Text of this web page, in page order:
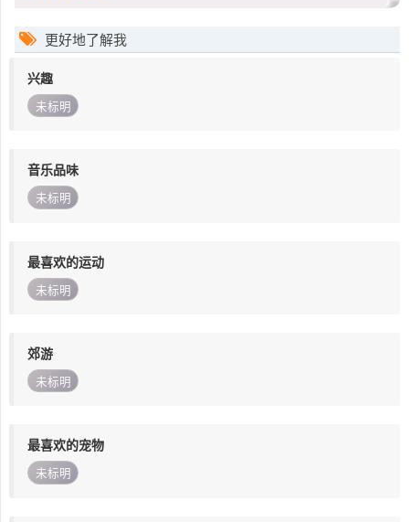
更好地了解我
兴趣
未标明
音乐品味
未标明
最喜欢的运动
未标明
郊游
未标明
最喜欢的宠物
未标明